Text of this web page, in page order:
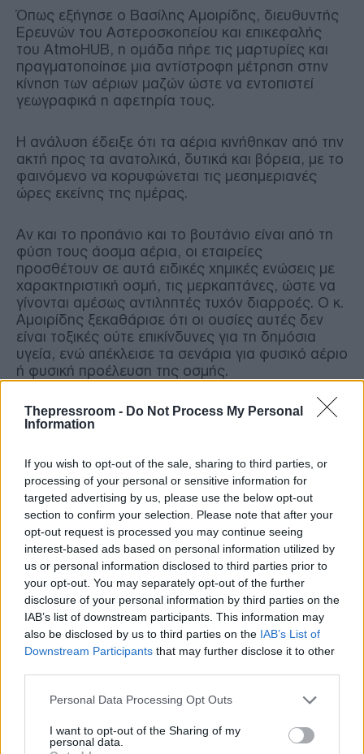
Thepressroom - Do Not Process My Personal
Information
If you wish to opt-out of the sale, sharing to third parties, or
processing of your personal or sensitive information for
targeted advertising by us, please use the below opt-out
section to confirm your selection. Please note that after your
opt-out request is processed you may continue seeing
interest-based ads based on personal information utilized by
us or personal information disclosed to third parties prior to
your opt-out. You may separately opt-out of the further
disclosure of your personal information by third parties on the
IAB’s list of downstream participants. This information may
also be disclosed by us to third parties on the IAB’s List of
Downstream Participants that may further disclose it to other
Please note that this website/app uses one or more Google
not limited to your visit or usage behaviour. You may click to
grant or deny consent to Google and its third-party tags to
Personal Data Processing Opt Outs
I want to opt-out of the Sharing of my
personal data.
Όπως εξήγησε ο Βασίλης Αμοιρίδης, διευθυντής
Ερευνών του Αστεροσκοπείου και επικεφαλής
του AtmoHUB, η ομάδα πήρε τις μαρτυρίες και
πραγματοποίησε μια αντίστροφη μέτρηση στην
κίνηση των αέριων μαζών ώστε να εντοπιστεί
γεωγραφικά η αφετηρία τους.
Η ανάλυση έδειξε ότι τα αέρια κινήθηκαν από την
ακτή προς τα ανατολικά, δυτικά και βόρεια, με το
φαινόμενο να κορυφώνεται τις μεσημεριανές
ώρες εκείνης της ημέρας.
Αν και το προπάνιο και το βουτάνιο είναι από τη
φύση τους άοσμα αέρια, οι εταιρείες
προσθέτουν σε αυτά ειδικές χημικές ενώσεις με
χαρακτηριστική οσμή, τις μερκαπτάνες, ώστε να
γίνονται αμέσως αντιληπτές τυχόν διαρροές. Ο κ.
Αμοιρίδης ξεκαθάρισε ότι οι ουσίες αυτές δεν
είναι τοξικές ούτε επικίνδυνες για τη δημόσια
υγεία, ενώ απέκλεισε τα σενάρια για φυσικό αέριο
ή φυσική προέλευση της οσμής.
Παράλληλα, οι ερευνητές εξέτασαν και την
πιθανότητα η οσμή να προήλθε από τις
ανέμων, όμως οι πιθανότητες για κάτι τέτοιο
κρίθηκαν πολύ περιορισμένες από τα διαθέσιμα
δεδομένα.
Παρά τα επιστημονικά ευρήματα, επίσημη κρατική
ενημέρωση για το συμβάν δεν υπάρχει, καθώς το
Λιμενικό Σώμα πραγματοποίησε ελέγχους σε
πλοία μεταφοράς αερίου στην περιοχή χωρίς να
εντοπίσει κάποιο καταγεγραμμένο περιστατικό.
Την ίδια στιγμή, το ρεπορτάζ αναδεικνύει ένα
σημαντικό κενό στους ελεγκτικούς μηχανισμούς.